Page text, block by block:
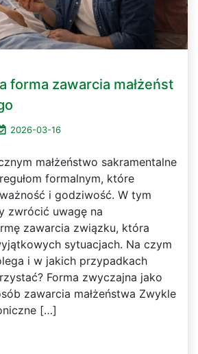
forma zawarcia małżeńst
2026-03-16
małżeństwo sakramentalne
formalnym, które
i godziwość. W tym
zwrócić uwagę na
zawarcia związku, która
sytuacjach. Na czym
i w jakich przypadkach
Forma zwyczajna jako
zawarcia małżeństwa Zwykle
[…]